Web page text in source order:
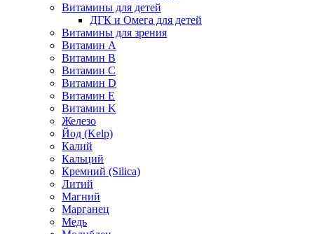
Витамины для детей
ДГК и Омега для детей
Витамины для зрения
Витамин А
Витамин В
Витамин C
Витамин D
Витамин Е
Витамин K
Железо
Йод (Kelp)
Калий
Кальций
Кремний (Silica)
Литий
Магний
Марганец
Медь